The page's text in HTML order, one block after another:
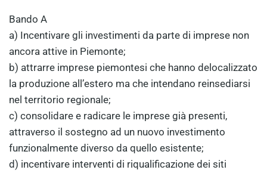
Bando A
a) Incentivare gli investimenti da parte di imprese non
ancora attive in Piemonte;
b) attrarre imprese piemontesi che hanno delocalizzato
la produzione all’estero ma che intendano reinsediarsi
nel territorio regionale;
c) consolidare e radicare le imprese già presenti,
attraverso il sostegno ad un nuovo investimento
funzionalmente diverso da quello esistente;
d) incentivare interventi di riqualificazione dei siti